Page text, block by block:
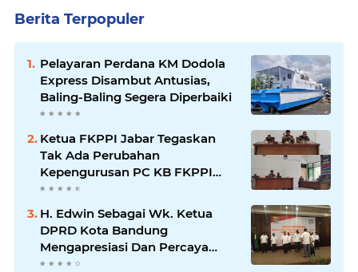
Berita Terpopuler
Pelayaran Perdana KM Dodola
Express Disambut Antusias,
Baling-Baling Segera Diperbaiki
Ketua FKPPI Jabar Tegaskan
Tak Ada Perubahan
Kepengurusan PC KB FKPPI
Sumedang, Ketua Cabang
Diminta Segera Konsolidasi
H. Edwin Sebagai Wk. Ketua
DPRD Kota Bandung
Mengapresiasi Dan Percaya
Penuh Kepada Kepemimpinan